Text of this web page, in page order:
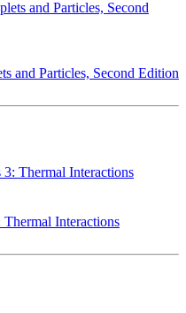
and Particles, Second Edition
Interactions